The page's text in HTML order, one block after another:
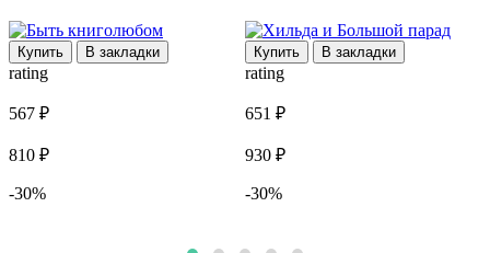
Купить В закладки
rating
567 ₽
810 ₽
-30%
Купить В закладки
rating
651 ₽
930 ₽
-30%